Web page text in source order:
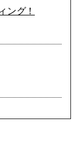
ング！